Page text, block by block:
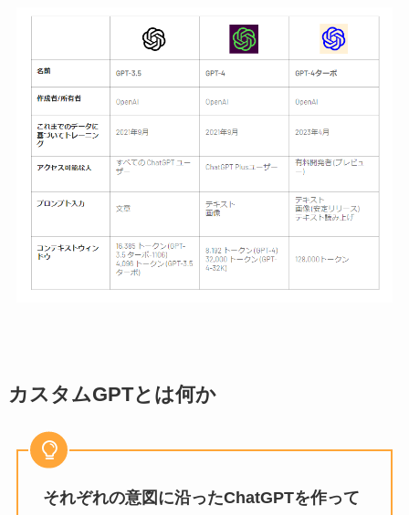
カスタムGPTとは何か
それぞれの意図に沿ったChatGPTを作って